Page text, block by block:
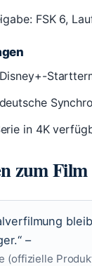
FSK 6,
in 4K
zum Film
–
(offizielle